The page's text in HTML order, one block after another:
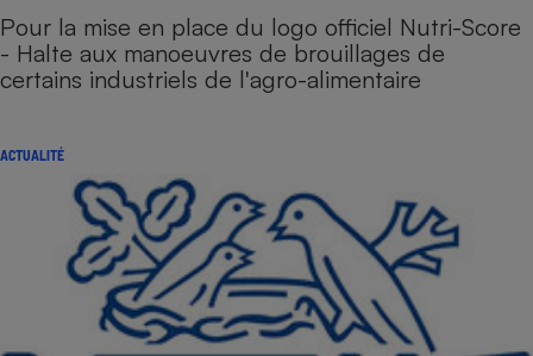
Pour la mise en place du logo officiel Nutri-Score
- Halte aux manoeuvres de brouillages de
certains industriels de l'agro-alimentaire
ACTUALITÉ